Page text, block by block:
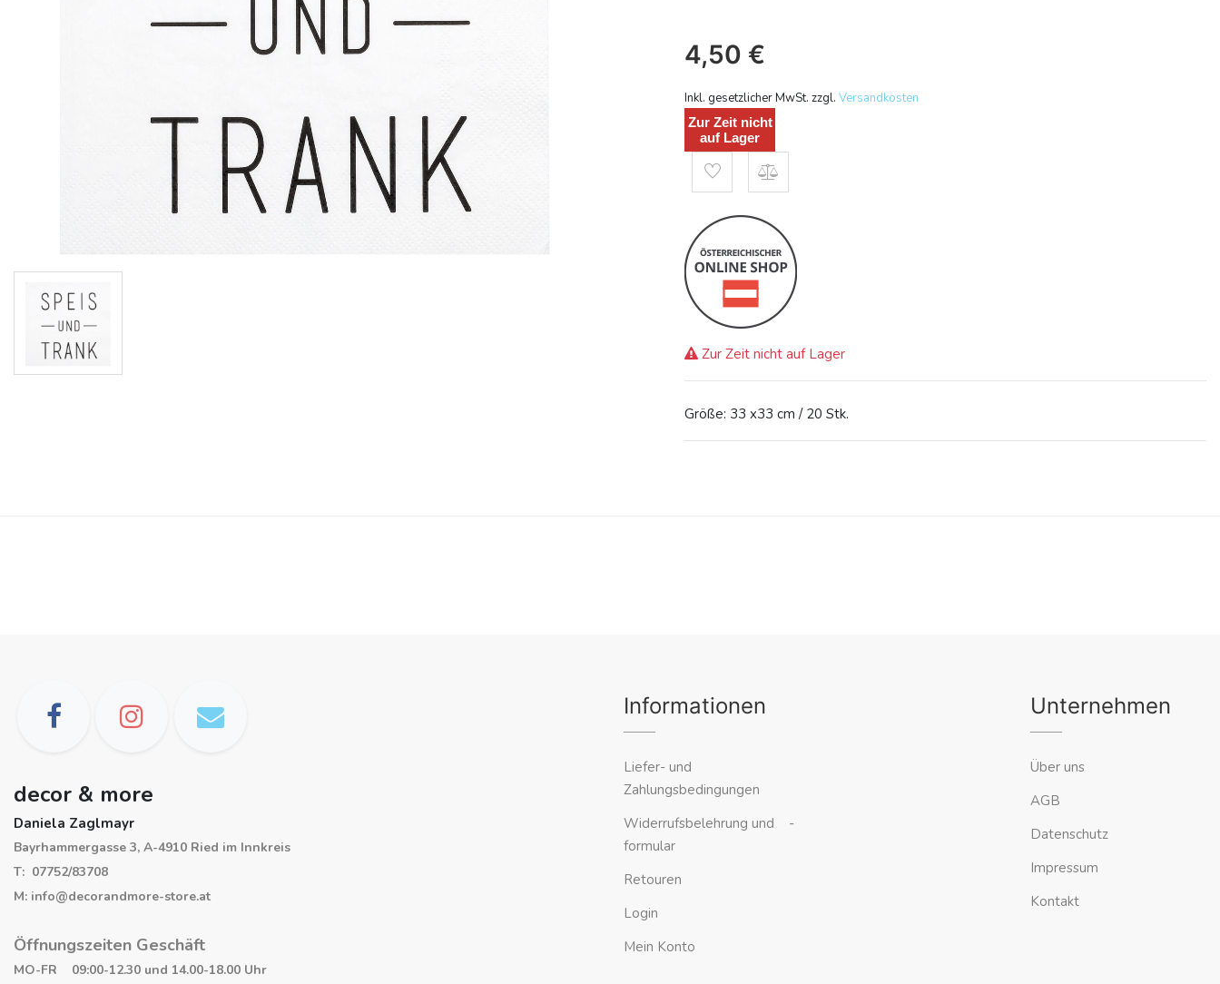
4,50 €
Inkl. gesetzlicher MwSt. zzgl.Versandkosten
Zur Zeit nicht
auf Lager
Zur Zeit nicht auf Lager
Größe: 33 x33 cm / 20 Stk.
decor & more
Daniela Zaglmayr
Bayrhammergasse 3, A-4910 Ried im Innkreis
T: 07752/83708
M: info@decorandmore-store.at
Öffnungszeiten Geschäft
MO-FR 09:00-12.30 und 14.00-18.00 Uhr
Informationen
Liefer- und
Zahlungsbedingungen
Widerrufsbelehrung und -
formular
Retouren
Login
Mein Konto
Unternehmen
Über uns
AGB
Datenschutz
Impressum
Kontakt